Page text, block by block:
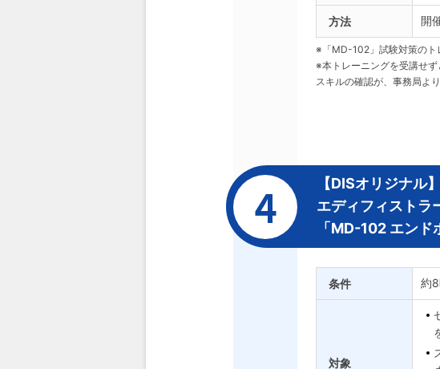
方法 開
※「MD-102」試験対策のト
※本トレーニングを受講せ
スキルの確認が、事務局よ
【DISオリジナル】
エディフィストラ
「MD-102 エン
条件 約
対象